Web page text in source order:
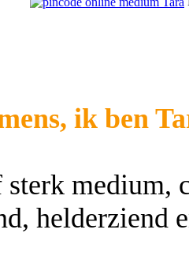
ik ben
medium,
helderziend